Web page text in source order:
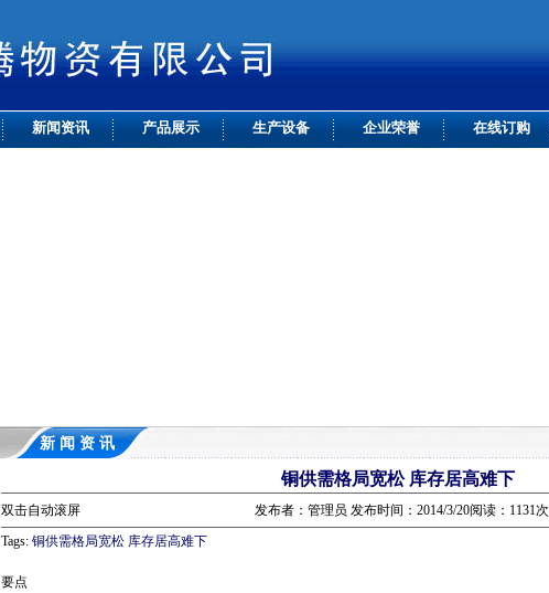
新闻资讯 产品展示 生产设备 企业荣誉 在线订购
新 闻 资 讯
铜供需格局宽松 库存居高难下
双击自动滚屏
发布者：管理员 发布时间：2014/3/20阅读：1131次
Tags: 铜供需格局宽松 库存居高难下
要点